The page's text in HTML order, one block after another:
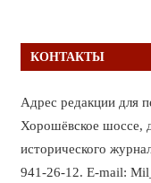
КОНТАКТЫ
Адрес редакции для
Хорошёвское шоссе,
исторического
941-26-12. E-mail: